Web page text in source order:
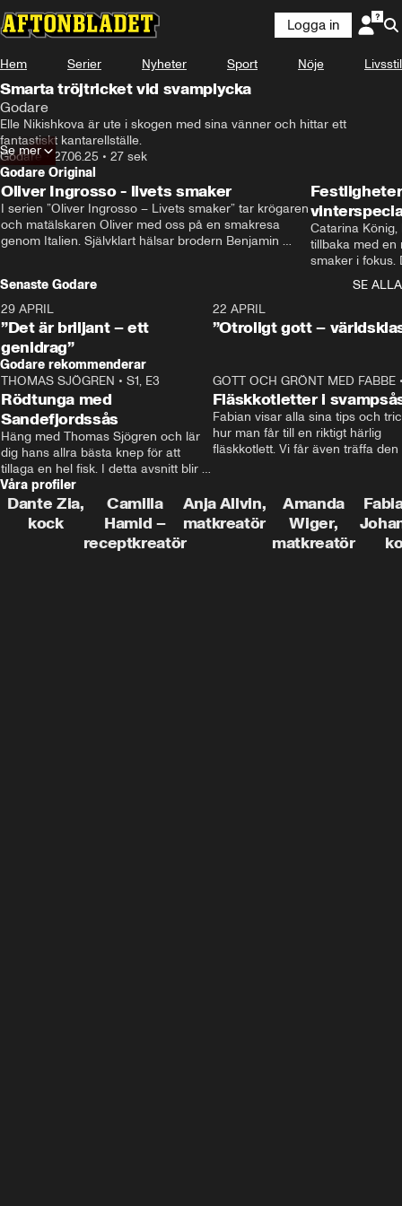
Logga in
Hem Serier Nyheter Sport Nöje Livsstil
Smarta tröjtricket vid svamplycka
Godare
Elle Nikishkova är ute i skogen med sina vänner och hittar ett
fantastiskt kantarellställe.
Godare • 27.06.25 • 27 sek
Se mer
Godare Original
Oliver Ingrosso - livets smaker
I serien ”Oliver Ingrosso – Livets smaker” tar krögaren
och matälskaren Oliver med oss på en smakresa
genom Italien. Självklart hälsar brodern Benjamin
Catarina
tillbaka med en
smaker i fokus.
julfavoriter
Senaste Godare
SE ALLA
29 APRIL
”Det är briljant – ett
genidrag”
22 APRIL
”Otroligt gott –
Godare rekommenderar
THOMAS SJÖGREN • S1, E3
Rödtunga med
Sandefjordssås
Häng med Thomas Sjögren och lär
dig hans allra bästa knep för att
tillaga en hel fisk. I detta avsnitt blir
de helstekt rödtunga med
sandefjordssås och en magisk sallad
på pepparrot och äpple.
GOTT OCH GRÖNT MED FABBE
Fläskkotletter i
Fabian visar alla sina tips och
hur man får till en riktigt härlig
fläskkotlett. Vi får även träffa den
grisbonde på Gotland.
Våra profiler
Dante Zia,
kock
Camilla
Hamid –
receptkreatör
Anja Allvin,
matkreatör
Amanda
Wiger,
matkreatör